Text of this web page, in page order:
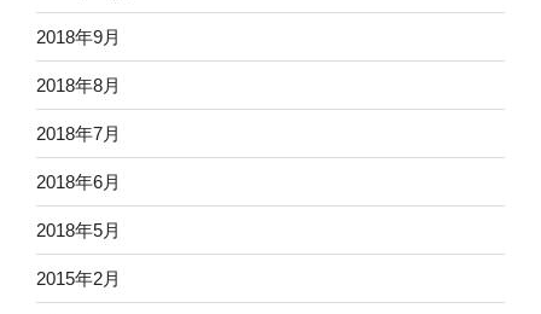
2018年9月
2018年8月
2018年7月
2018年6月
2018年5月
2015年2月